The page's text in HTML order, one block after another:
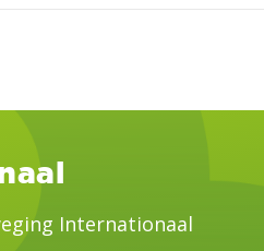
Internationaal